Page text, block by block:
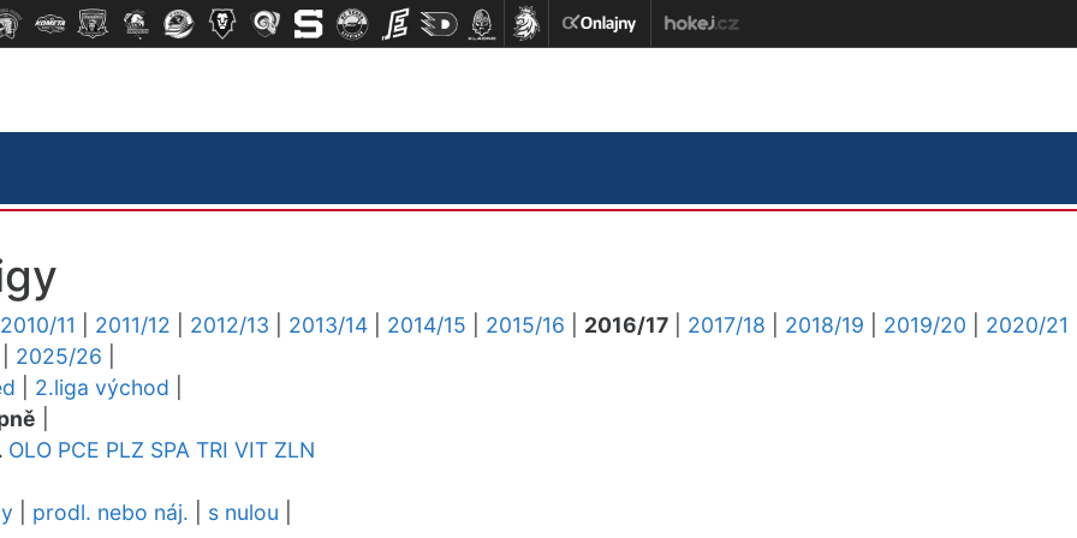
2010/11 2011/12 2012/13 2013/14 2014/15 2015/16 2016/17 2017/18 2018/19 2019/20
2020/21
2025/26
2.liga východ
OLO PCE PLZ SPA TRI VIT ZLN
prodl. nebo náj. s nulou